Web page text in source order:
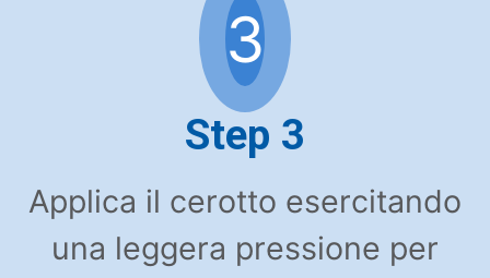
3
Step 3
Applica il cerotto esercitando
una leggera pressione per